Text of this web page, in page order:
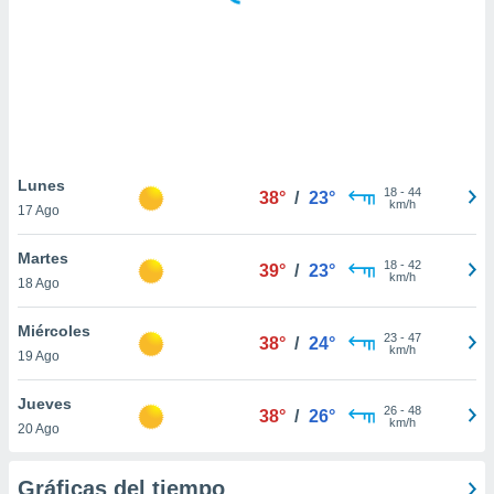
únicos
similares
como
IP
posible
traten tus
en
Para
Lunes
17 Ago
38° / 23° 18- 44
km/h
Martes
18 Ago
39° / 23° 18- 42
km/h
Miércoles
19 Ago
38° / 24° 23- 47
km/h
Jueves
20 Ago
38° / 26° 26- 48
km/h
Gráficas del tiempo